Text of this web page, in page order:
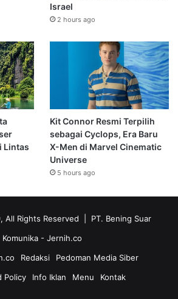
Israel
2 hours ago
Lintas
Kit Connor Resmi Terpilih
sebagai Cyclops, Era Baru
X-Men di Marvel Cinematic
Universe
5 hours ago
All Rights Reserved | PT. Bening Suar
Komunika - Jernih.co
Redaksi
Pedoman Media Siber
Policy
Info Iklan Menu Kontak